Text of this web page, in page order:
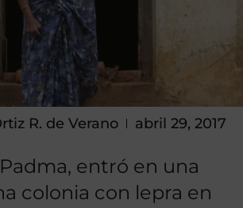
R. de Verano abril 29, 2017
entró en una
colonia con lepra en